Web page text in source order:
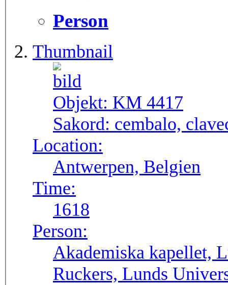
Person
Thumbnail
Objekt: KM 4417
Sakord: cembalo,
Location:
Antwerpen, Belgien
Time:
1618
Person:
Akademiska kapellet,
Ruckers, Lunds